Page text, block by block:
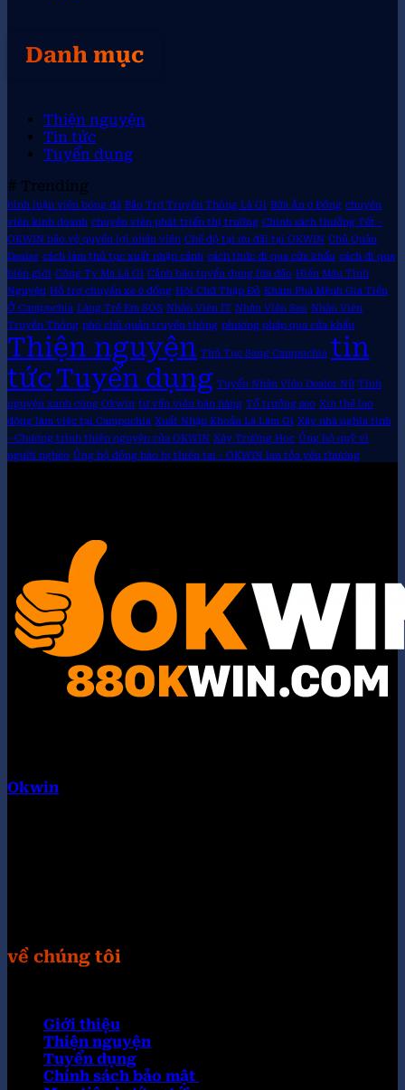
Danh mục
Thiện nguyện
Tin tức
Tuyển dụng
# Trending
bình luận viên bóng đá Bảo Trợ Truyền Thông Là Gì Bữa Ăn 0 Đồng chuyên
viên kinh doanh chuyên viên phát triển thị trường Chính sách thưởng Tết -
OKWIN bảo vệ quyền lợi nhân viên Chế độ tại ưu đãi tại OKWIN Chủ Quản
Dealer cách làm thủ tục xuất nhập cảnh cách thức đi qua cửa khẩu cách đi qua
biên giới Công Ty Ma Là Gì Cảnh báo tuyển dụng lừa đảo Hiến Máu Tình
Nguyện Hỗ trợ chuyến xe 0 đồng Hội Chữ Thập Đỏ Khám Phá Mệnh Giá Tiền
Ở Campuchia Làng Trẻ Em SOS Nhân Viên IT Nhân Viên Seo Nhân Viên
Truyền Thông phó chủ quản truyền thông phương pháp qua cửa khẩu
Thiện nguyện Thủ Tục Sang Campuchia tin
tứcTuyển dụng Tuyển Nhân Viên Dealer Nữ Tình
nguyện xanh cùng Okwin tư vấn viên bán hàng Tổ trưởng seo Xin thẻ lao
động làm việc tại Campuchia Xuất Nhập Khoản Là Làm Gì Xây nhà nghĩa tình
- Chương trình thiện nguyện của OKWIN Xây Trường Học Ủng hộ quỹ vì
người nghèo Ủng hộ đồng bào bị thiên tai - OKWIN lan tỏa yêu thương
Okwin
về chúng tôi
Giới thiệu
Thiện nguyện
Tuyển dụng
Chính sách bảo mật